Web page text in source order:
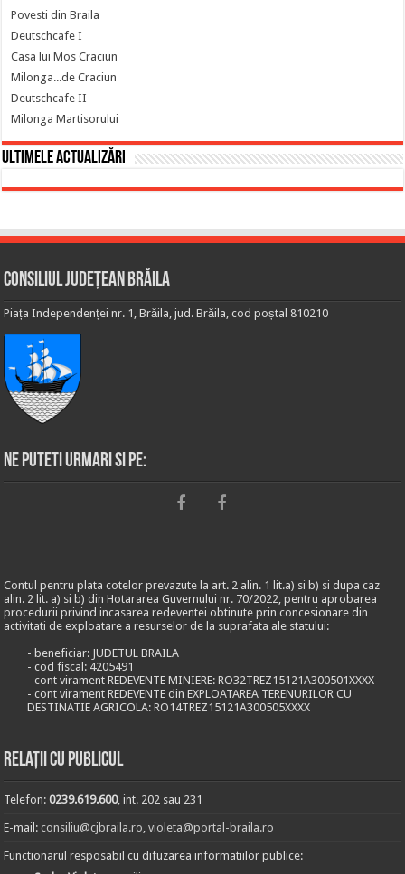
Povesti din Braila
Deutschcafe I
Casa lui Mos Craciun
Milonga...de Craciun
Deutschcafe II
Milonga Martisorului
Ultimele actualizări
Consiliul Județean Brăila
Piața Independenței nr. 1, Brăila, jud. Brăila, cod poștal 810210
Ne puteti urmari si pe:
Contul pentru plata cotelor prevazute la art. 2 alin. 1 lit.a) si b) si dupa caz
alin. 2 lit. a) si b) din Hotararea Guvernului nr. 70/2022, pentru aprobarea
procedurii privind incasarea redeventei obtinute prin concesionare din
activitati de exploatare a resurselor de la suprafata ale statului:
- beneficiar: JUDETUL BRAILA
- cod fiscal: 4205491
- cont virament REDEVENTE MINIERE: RO32TREZ15121A300501XXXX
- cont virament REDEVENTE din EXPLOATAREA TERENURILOR CU
DESTINATIE AGRICOLA: RO14TREZ15121A300505XXXX
Relații cu publicul
Telefon:0239.619.600, int. 202 sau 231
E-mail:consiliu@cjbraila.ro ,violeta@portal-braila.ro
Functionarul resposabil cu difuzarea informatiilor publice: